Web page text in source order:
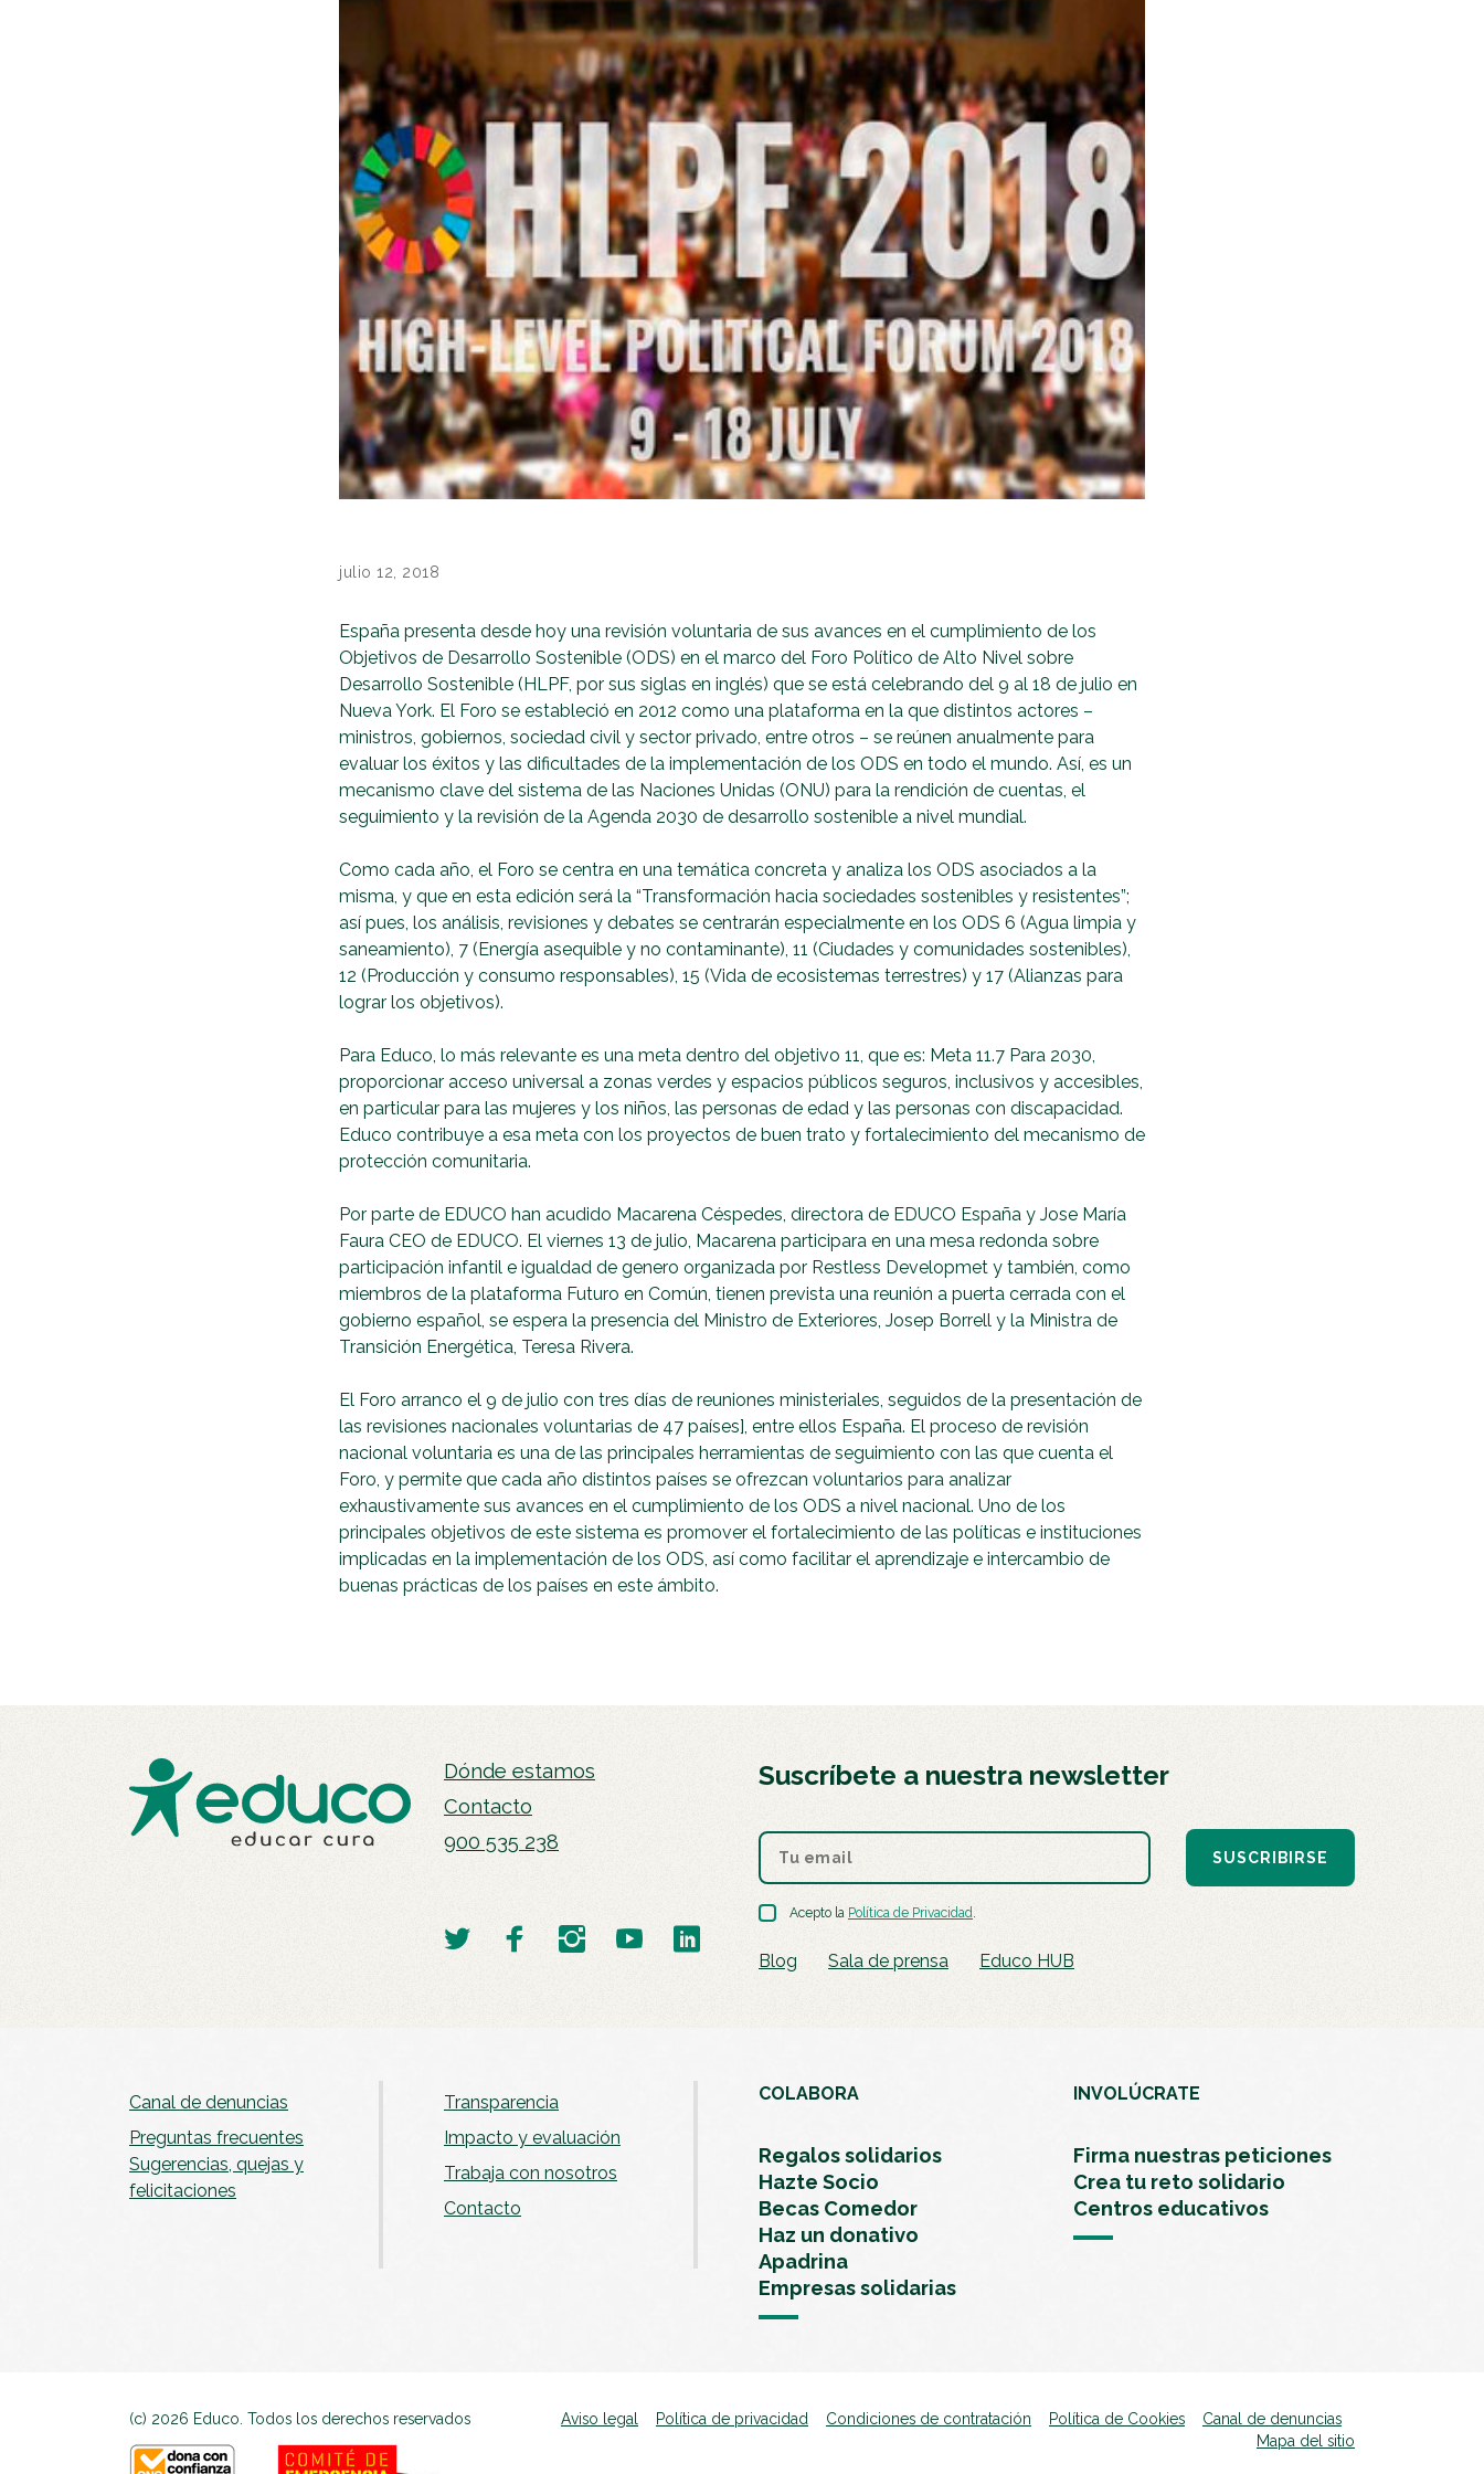
EMERGENCIAS Y CRISIS
HUMANITARIA
REGALOS SOLIDARIOS
EMPRESAS SOLIDARIAS
TESTAMENTO SOLIDARIO
julio 12, 2018
España presenta desde hoy una revisión voluntaria de sus avances en el cumplimiento de los
Objetivos de Desarrollo Sostenible (ODS) en el marco del Foro Político de Alto Nivel sobre
Desarrollo Sostenible (HLPF, por sus siglas en inglés) que se está celebrando del 9 al 18 de julio en
Nueva York. El Foro se estableció en 2012 como una plataforma en la que distintos actores –
ministros, gobiernos, sociedad civil y sector privado, entre otros – se reúnen anualmente para
evaluar los éxitos y las dificultades de la implementación de los ODS en todo el mundo. Así, es un
mecanismo clave del sistema de las Naciones Unidas (ONU) para la rendición de cuentas, el
seguimiento y la revisión de la Agenda 2030 de desarrollo sostenible a nivel mundial.
Como cada año, el Foro se centra en una temática concreta y analiza los ODS asociados a la
misma, y que en esta edición será la “Transformación hacia sociedades sostenibles y resistentes”;
así pues, los análisis, revisiones y debates se centrarán especialmente en los ODS 6 (Agua limpia y
saneamiento), 7 (Energía asequible y no contaminante), 11 (Ciudades y comunidades sostenibles),
12 (Producción y consumo responsables), 15 (Vida de ecosistemas terrestres) y 17 (Alianzas para
lograr los objetivos).
Para Educo, lo más relevante es una meta dentro del objetivo 11, que es: Meta 11.7 Para 2030,
proporcionar acceso universal a zonas verdes y espacios públicos seguros, inclusivos y accesibles,
en particular para las mujeres y los niños, las personas de edad y las personas con discapacidad.
Educo contribuye a esa meta con los proyectos de buen trato y fortalecimiento del mecanismo de
protección comunitaria.
Por parte de EDUCO han acudido Macarena Céspedes, directora de EDUCO España y Jose María
Faura CEO de EDUCO. El viernes 13 de julio, Macarena participara en una mesa redonda sobre
participación infantil e igualdad de genero organizada por Restless Developmet y también, como
miembros de la plataforma Futuro en Común, tienen prevista una reunión a puerta cerrada con el
gobierno español, se espera la presencia del Ministro de Exteriores, Josep Borrell y la Ministra de
Transición Energética, Teresa Rivera.
El Foro arranco el 9 de julio con tres días de reuniones ministeriales, seguidos de la presentación de
las revisiones nacionales voluntarias de 47 países], entre ellos España. El proceso de revisión
nacional voluntaria es una de las principales herramientas de seguimiento con las que cuenta el
Foro, y permite que cada año distintos países se ofrezcan voluntarios para analizar
exhaustivamente sus avances en el cumplimiento de los ODS a nivel nacional. Uno de los
principales objetivos de este sistema es promover el fortalecimiento de las políticas e instituciones
implicadas en la implementación de los ODS, así como facilitar el aprendizaje e intercambio de
buenas prácticas de los países en este ámbito.
Dónde estamos
Contacto
900 535 238
Suscríbete a nuestra newsletter
SUSCRIBIRSE
Acepto la Política de Privacidad
Blog Sala de prensa Educo HUB
Canal de denuncias se abrirá en una nueva pestaña
Preguntas frecuentes
Sugerencias, quejas y
felicitaciones
Transparencia
Impacto y evaluación
Trabaja con nosotros
Contacto
COLABORA
Regalos solidarios
Hazte Socio
Becas Comedor
Haz un donativo
Apadrina
Empresas solidarias
INVOLÚCRATE
Firma nuestras peticiones
Crea tu reto solidario
Centros educativos
(c) 2026 Educo. Todos los derechos reservados Aviso legal Política de privacidad Condiciones de contratación Política de Cookies Canal de denuncias
Mapa del sitio